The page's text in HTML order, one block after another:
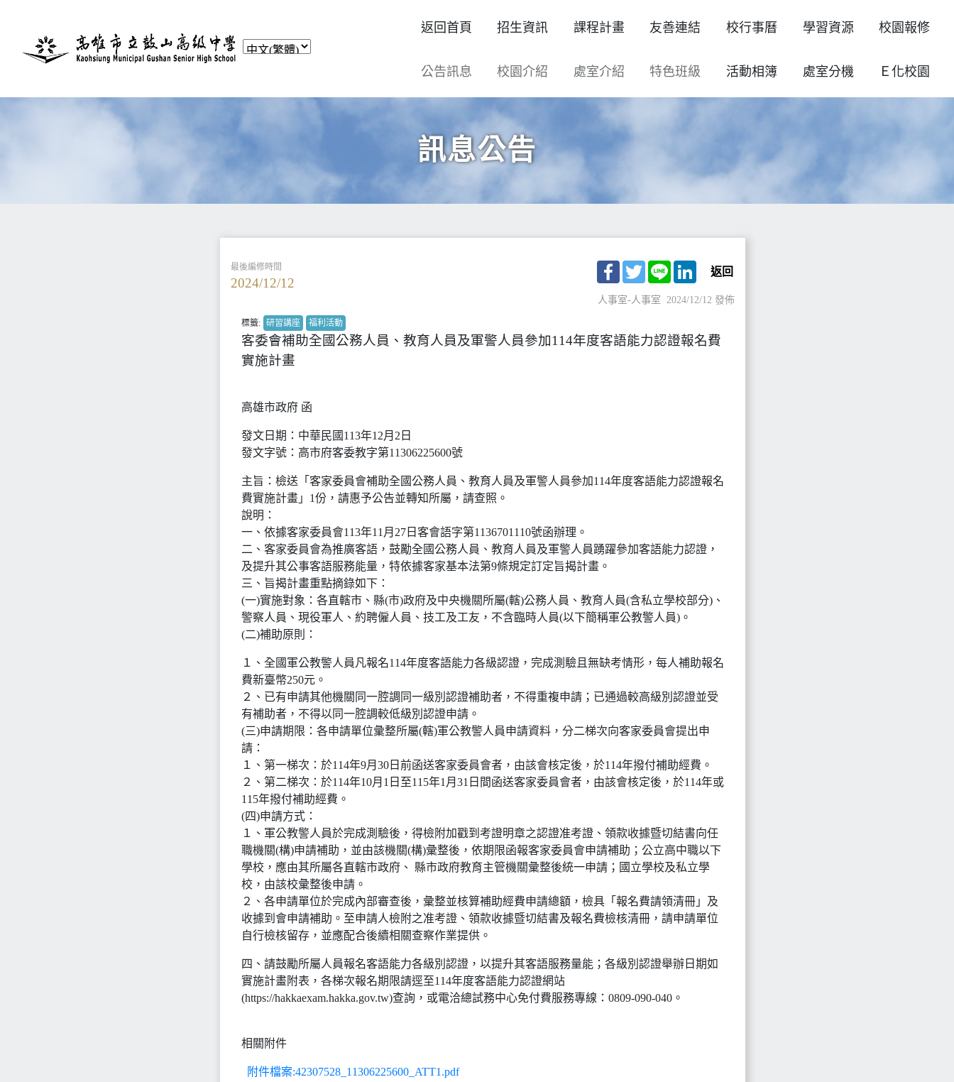
返回首頁 招生資訊 課程計畫 友善連結 校行事曆 學習資源 校園報修
公告訊息 校園介紹 處室介紹 特色班級 活動相簿 處室分機 Ｅ化校園
訊息公告
最後編修時間
2024/12/12
Facebook
TwitterLine LinkedIn
返回
人事室-人事室 2024/12/12 發佈
標籤: 研習講座 福利活動
客委會補助全國公務人員、教育人員及軍警人員參加114年度客語能力認證報名費
實施計畫
高雄市政府 函
發文日期：中華民國113年12月2日
發文字號：高市府客委教字第11306225600號
主旨：檢送「客家委員會補助全國公務人員、教育人員及軍警人員參加114年度客語能力認證報名
費實施計畫」1份，請惠予公告並轉知所屬，請查照。
說明：
一、依據客家委員會113年11月27日客會語字第1136701110號函辦理。
二、客家委員會為推廣客語，鼓勵全國公務人員、教育人員及軍警人員踴躍參加客語能力認證，
及提升其公事客語服務能量，特依據客家基本法第9條規定訂定旨揭計畫。
三、旨揭計畫重點摘錄如下：
(一)實施對象：各直轄市、縣(市)政府及中央機關所屬(轄)公務人員、教育人員(含私立學校部分)、
警察人員、現役軍人、約聘僱人員、技工及工友，不含臨時人員(以下簡稱軍公教警人員)。
(二)補助原則：
１、全國軍公教警人員凡報名114年度客語能力各級認證，完成測驗且無缺考情形，每人補助報名
費新臺幣250元。
２、已有申請其他機關同一腔調同一級別認證補助者，不得重複申請；已通過較高級別認證並受
有補助者，不得以同一腔調較低級別認證申請。
(三)申請期限：各申請單位彙整所屬(轄)軍公教警人員申請資料，分二梯次向客家委員會提出申
請：
１、第一梯次：於114年9月30日前函送客家委員會者，由該會核定後，於114年撥付補助經費。
２、第二梯次：於114年10月1日至115年1月31日間函送客家委員會者，由該會核定後，於114年或
115年撥付補助經費。
(四)申請方式：
１、軍公教警人員於完成測驗後，得檢附加戳到考證明章之認證准考證、領款收據暨切結書向任
職機關(構)申請補助，並由該機關(構)彙整後，依期限函報客家委員會申請補助；公立高中職以下
學校，應由其所屬各直轄市政府、 縣市政府教育主管機關彙整後統一申請；國立學校及私立學
校，由該校彙整後申請。
２、各申請單位於完成內部審查後，彙整並核算補助經費申請總額，檢具「報名費請領清冊」及
收據到會申請補助。至申請人檢附之准考證、領款收據暨切結書及報名費檢核清冊，請申請單位
自行檢核留存，並應配合後續相關查察作業提供。
四、請鼓勵所屬人員報名客語能力各級別認證，以提升其客語服務量能；各級別認證舉辦日期如
實施計畫附表，各梯次報名期限請逕至114年度客語能力認證網站
(https://hakkaexam.hakka.gov.tw)查詢，或電洽總試務中心免付費服務專線：0809-090-040。
相關附件
附件檔案:42307528_11306225600_ATT1.pdf